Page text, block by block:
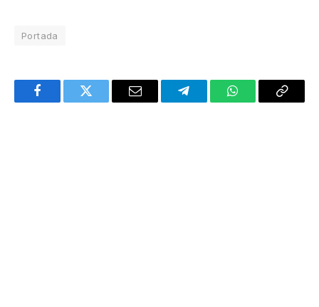
Portada
FacebookTwitter Email TelegramWhatsAppCopy